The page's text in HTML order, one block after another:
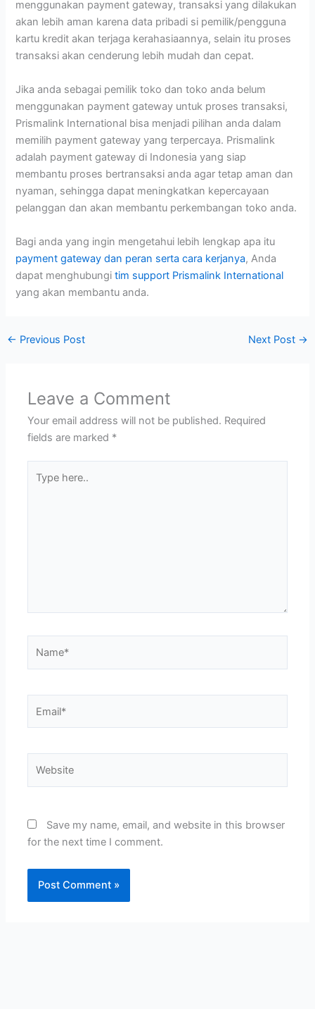
menggunakan payment gateway, transaksi yang dilakukan
akan lebih aman karena data pribadi si pemilik/pengguna
kartu kredit akan terjaga kerahasiaannya, selain itu proses
transaksi akan cenderung lebih mudah dan cepat.
Jika anda sebagai pemilik toko dan toko anda belum
menggunakan payment gateway untuk proses transaksi,
Prismalink International bisa menjadi pilihan anda dalam
memilih payment gateway yang terpercaya. Prismalink
adalah payment gateway di Indonesia yang siap
membantu proses bertransaksi anda agar tetap aman dan
nyaman, sehingga dapat meningkatkan kepercayaan
pelanggan dan akan membantu perkembangan toko anda.
Bagi anda yang ingin mengetahui lebih lengkap apa itu
payment gateway dan peran serta cara kerjanya, Anda
dapat menghubungitim support Prismalink International
yang akan membantu anda.
← Previous Post Next Post →
Leave a Comment
Your email address will not be published. Required
fields are marked *
here..
Save my name, email, and website in this browser
for the next time I comment.